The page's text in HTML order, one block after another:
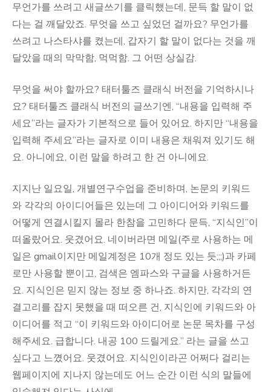
무언가를 쓰려고 새글쓰기를 클릭했는데, 문득 할 말이 없
다는 걸 깨달았죠. 무엇을 쓰고 싶었던 걸까요? 무언가를
쓰려고 나스타샤를 켰는데, 갑자기 할 말이 없다는 것을 깨
달았을 때의 막막함, 먹먹함. 그 어떤 상실감.
무엇을 써야 할까요? 태터툴즈 클래식 버전을 기억하시나
요? 태터툴즈 클래식 버전의 글쓰기엔, “내용을 입력해 주
세요”라는 글자가 기본적으로 들어 있어요. 하지만 “내용을
입력해 주세요”라는 글자로 이미 내용은 채워져 있기도 해
요. 아니에요, 이런 말을 하려고 한 건 아니에요.
지지난 일요일, 개별연구수업을 준비하며, 논문의 키워드
와 각각의 아이디어들은 있는데 그 아이디어와 키워드를
어떻게 연결시킬지 몰라 한참을 고민하다 문득, “지식인”이
떠올랐어요. 웃겼어요. 네이버라면 메일(주로 사용하는 메
일은 gmail이지만 메일계정은 10개 정도 있는 듯;;;)과 카페
로만 사용할 뿐이고, 검색은 엠파스와 구글을 사용하거든
요. 지식인은 믿지 않는 정보 중 하나죠. 하지만, 각각의 연
결고리를 잡지 못했을 때 떠오른 건, 지식인에 키워드와 아
이디어를 적고 “이 키워드와 아이디어로 논문 목차를 구성
해주세요. 급합니다. 내공 100 드릴게요.” 라는 글을 쓰고
싶다고 느꼈어요. 웃겼어요. 지식인이라곤 어쩌다 걸리는
웹페이지에 지나지 않는데도 어느 순간 이런 식의 말들에